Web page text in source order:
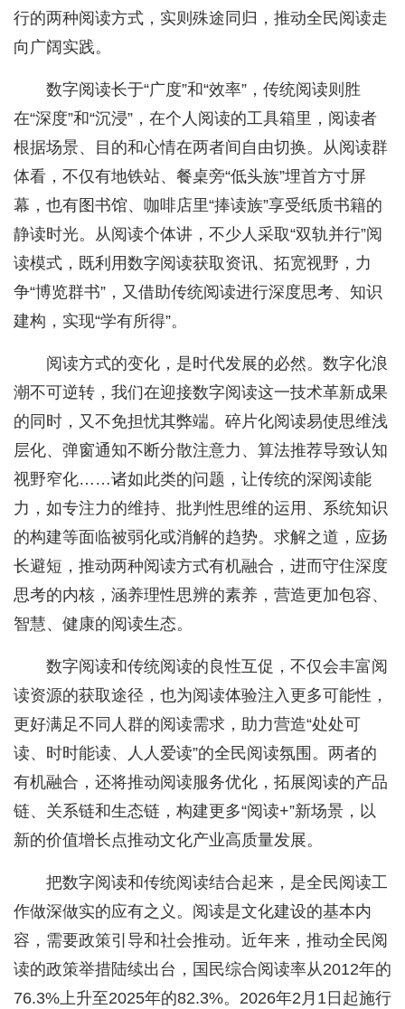
行的两种阅读方式，实则殊途同归，推动全民阅读走
向广阔实践。
数字阅读长于“广度”和“效率”，传统阅读则胜
在“深度”和“沉浸”，在个人阅读的工具箱里，阅读者
根据场景、目的和心情在两者间自由切换。从阅读群
体看，不仅有地铁站、餐桌旁“低头族”埋首方寸屏
幕，也有图书馆、咖啡店里“捧读族”享受纸质书籍的
静读时光。从阅读个体讲，不少人采取“双轨并行”阅
读模式，既利用数字阅读获取资讯、拓宽视野，力
争“博览群书”，又借助传统阅读进行深度思考、知识
建构，实现“学有所得”。
阅读方式的变化，是时代发展的必然。数字化浪
潮不可逆转，我们在迎接数字阅读这一技术革新成果
的同时，又不免担忧其弊端。碎片化阅读易使思维浅
层化、弹窗通知不断分散注意力、算法推荐导致认知
视野窄化……诸如此类的问题，让传统的深阅读能
力，如专注力的维持、批判性思维的运用、系统知识
的构建等面临被弱化或消解的趋势。求解之道，应扬
长避短，推动两种阅读方式有机融合，进而守住深度
思考的内核，涵养理性思辨的素养，营造更加包容、
智慧、健康的阅读生态。
数字阅读和传统阅读的良性互促，不仅会丰富阅
读资源的获取途径，也为阅读体验注入更多可能性，
更好满足不同人群的阅读需求，助力营造“处处可
读、时时能读、人人爱读”的全民阅读氛围。两者的
有机融合，还将推动阅读服务优化，拓展阅读的产品
链、关系链和生态链，构建更多“阅读+”新场景，以
新的价值增长点推动文化产业高质量发展。
把数字阅读和传统阅读结合起来，是全民阅读工
作做深做实的应有之义。阅读是文化建设的基本内
容，需要政策引导和社会推动。近年来，推动全民阅
读的政策举措陆续出台，国民综合阅读率从2012年的
76.3%上升至2025年的82.3%。2026年2月1日起施行